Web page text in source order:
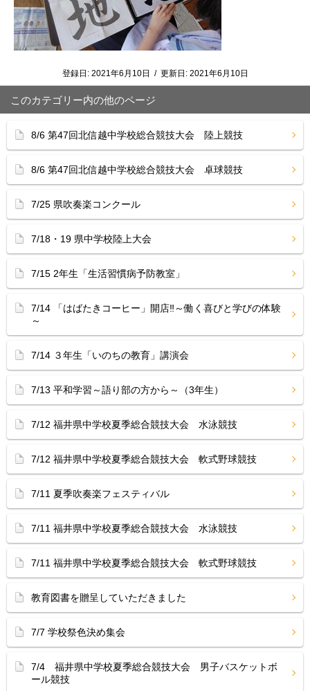
登録日: 2021年6月10日 / 更新日: 2021年6月10日
このカテゴリー内の他のページ
8/6 第47回北信越中学校総合競技大会 陸上競技
8/6 第47回北信越中学校総合競技大会 卓球競技
7/25 県吹奏楽コンクール
7/18・19 県中学校陸上大会
7/15 2年生「生活習慣病予防教室」
7/14 「はばたきコーヒー」開店‼︎～働く喜びと学びの体験
～
7/14 ３年生「いのちの教育」講演会
7/13 平和学習～語り部の方から～（3年生）
7/12 福井県中学校夏季総合競技大会 水泳競技
7/12 福井県中学校夏季総合競技大会 軟式野球競技
7/11 夏季吹奏楽フェスティバル
7/11 福井県中学校夏季総合競技大会 水泳競技
7/11 福井県中学校夏季総合競技大会 軟式野球競技
教育図書を贈呈していただきました
7/7 学校祭色決め集会
7/4 福井県中学校夏季総合競技大会 男子バスケットボ
ール競技